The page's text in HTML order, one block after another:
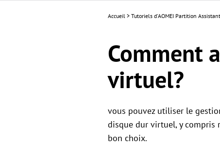
Accueil > Tutoriels d'AOMEI Partition Assistant
Comment
virtuel?
vous pouvez utiliser le
disque dur virtuel, y compris
bon choix.